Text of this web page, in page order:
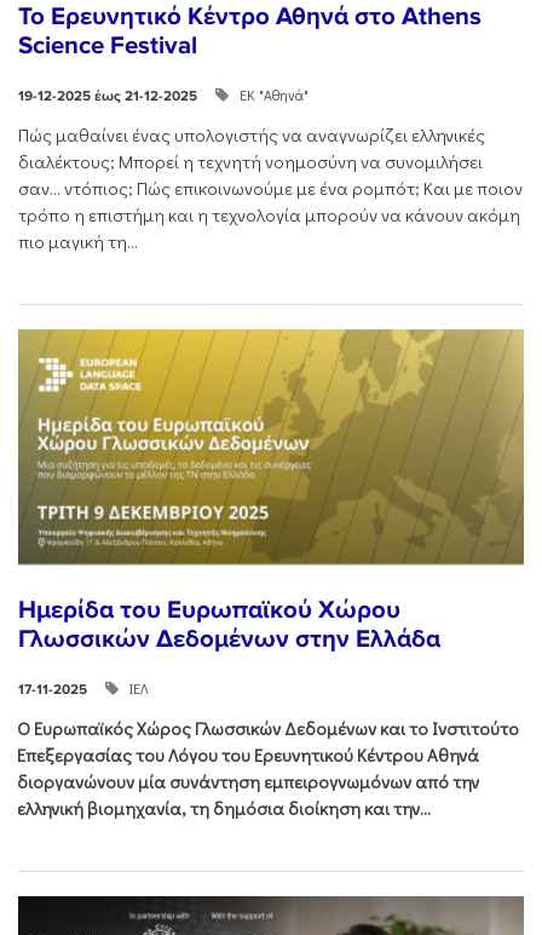
Το Ερευνητικό Κέντρο Αθηνά στο Athens
Science Festival
19-12-2025 έως 21-12-2025 ΕΚ "Αθηνά"
Πώς μαθαίνει ένας υπολογιστής να αναγνωρίζει ελληνικές
διαλέκτους; Μπορεί η τεχνητή νοημοσύνη να συνομιλήσει
σαν… ντόπιος; Πώς επικοινωνούμε με ένα ρομπότ; Και με ποιον
τρόπο η επιστήμη και η τεχνολογία μπορούν να κάνουν ακόμη
πιο μαγική τη...
Ημερίδα του Ευρωπαϊκού Χώρου
Γλωσσικών Δεδομένων στην Ελλάδα
17-11-2025 ΙΕΛ
Ο Ευρωπαϊκός Χώρος Γλωσσικών Δεδομένων και το Ινστιτούτο
Επεξεργασίας του Λόγου του Ερευνητικού Κέντρου Αθηνά
διοργανώνουν μία συνάντηση εμπειρογνωμόνων από την
ελληνική βιομηχανία, τη δημόσια διοίκηση και την...